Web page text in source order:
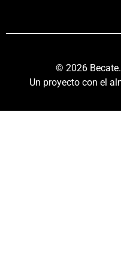
© 2026
Un proyecto con el